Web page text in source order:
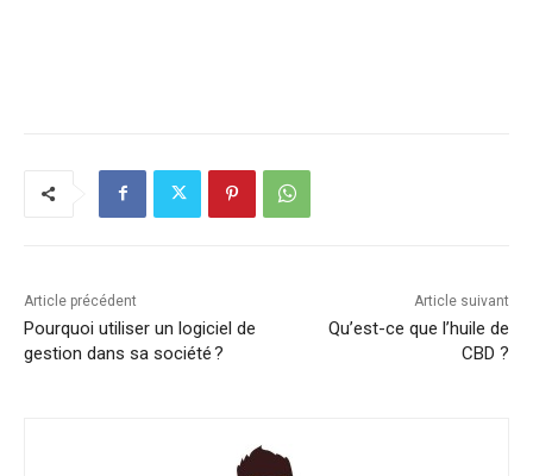
Article précédent
Pourquoi utiliser un logiciel de
gestion dans sa société ?
Article suivant
Qu’est-ce que l’huile de
CBD ?